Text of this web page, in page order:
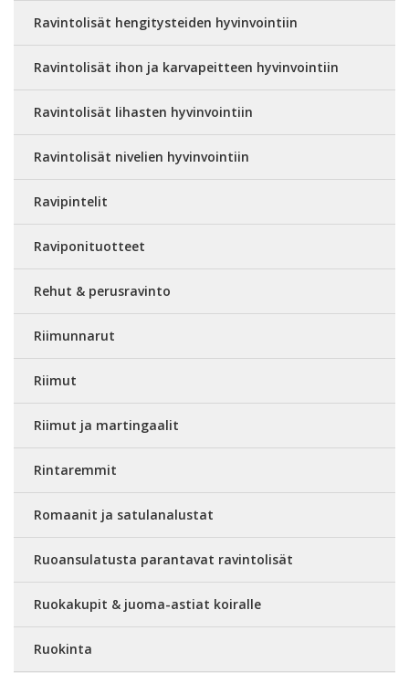
Ravintolisät hengitysteiden hyvinvointiin
Ravintolisät ihon ja karvapeitteen hyvinvointiin
Ravintolisät lihasten hyvinvointiin
Ravintolisät nivelien hyvinvointiin
Ravipintelit
Raviponituotteet
Rehut & perusravinto
Riimunnarut
Riimut
Riimut ja martingaalit
Rintaremmit
Romaanit ja satulanalustat
Ruoansulatusta parantavat ravintolisät
Ruokakupit & juoma-astiat koiralle
Ruokinta